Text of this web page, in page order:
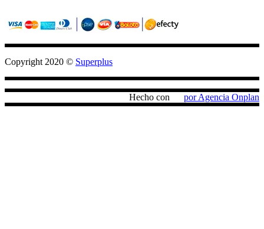
Copyright 2020 © Superplus
Hecho con por Agencia Onplan